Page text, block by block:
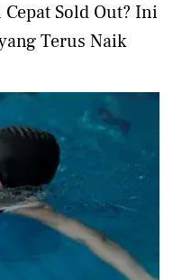
Sold Out? Ini
Terus Naik